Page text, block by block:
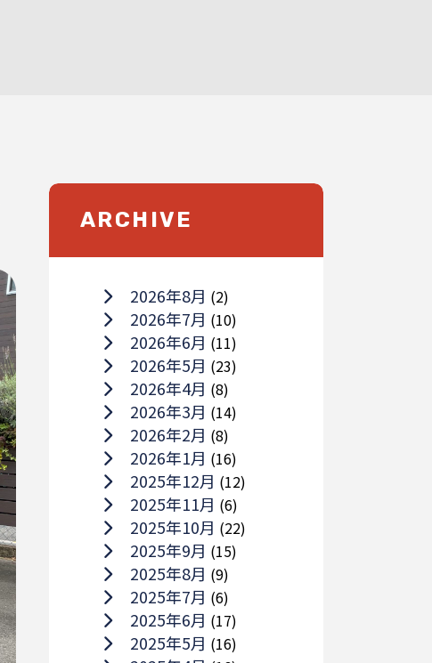
ARCHIVE
2026年8月 (2)
2026年7月 (10)
2026年6月 (11)
2026年5月 (23)
2026年4月 (8)
2026年3月 (14)
2026年2月 (8)
2026年1月 (16)
2025年12月 (12)
2025年11月 (6)
2025年10月 (22)
2025年9月 (15)
2025年8月 (9)
2025年7月 (6)
2025年6月 (17)
2025年5月 (16)